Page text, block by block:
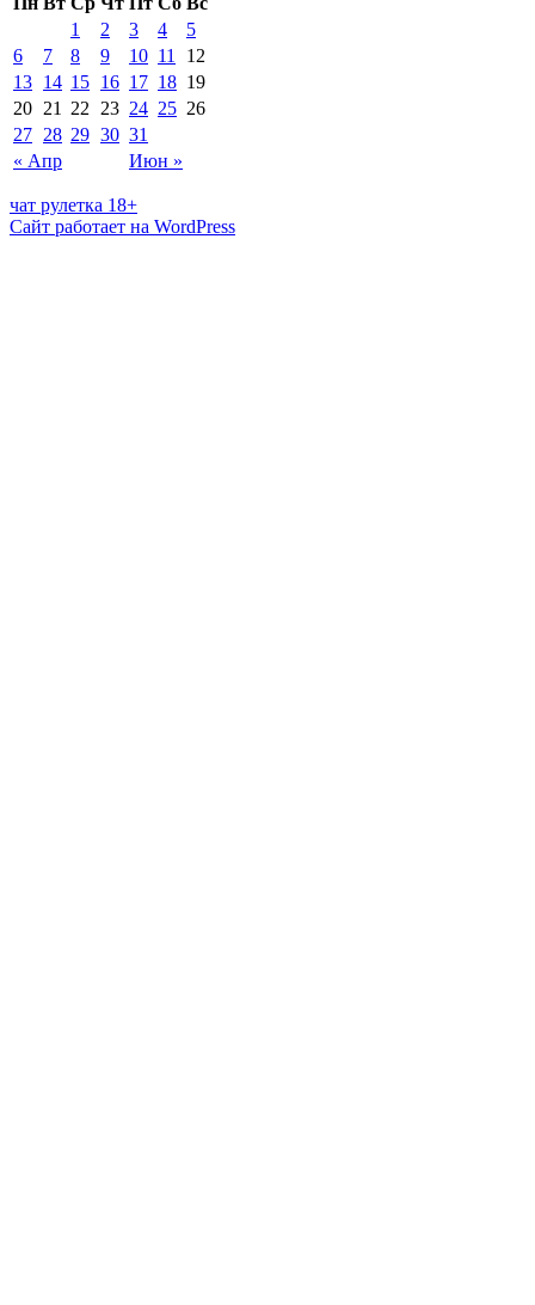
« Апр Июн »
1 2 3 4
5
6
7 8 9 10 11
12
13 14 15 16 17 18 19
20 21 22 23 24 25 26
27 28 29 30 31
чат рулетка 18+
Сайт работает на WordPress